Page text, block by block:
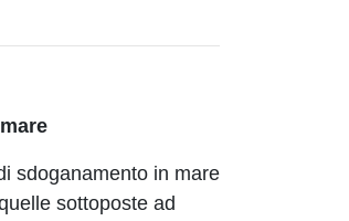
sdoganamento in mare
sottoposte ad